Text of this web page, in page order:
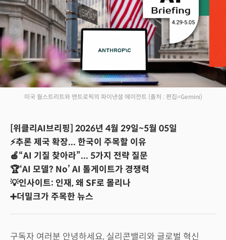
미국 월스트리트와 앤트로픽의 파이낸셜 에이전트 (출처 : 편집=Gemini)
[위클리AI브리핑] 2026년 4월 29일~5월 05일
⚡추론 제국 확장... 한국이 주목할 이유
🍎“AI 기질 찾아라”... 5가지 전략 질문
🏆‘AI 모델? No’ AI 톨게이트가 경쟁력
💡인사이트: 인재, 왜 SF로 몰리나
➕더밀크가 주목한 뉴스
구독자 여러분 안녕하세요, 실리콘밸리와 글로벌 혁신